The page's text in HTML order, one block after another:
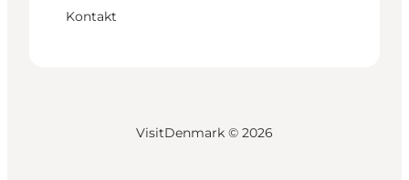
Kontakt
VisitDenmark © 2026